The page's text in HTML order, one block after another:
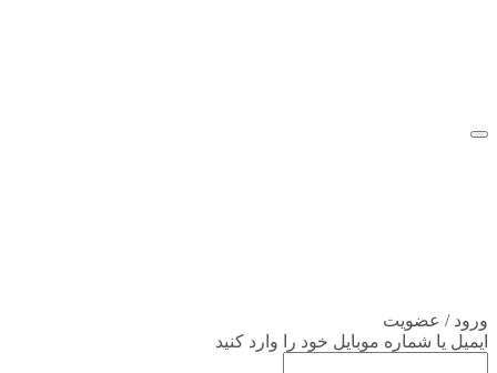
ورود / عضویت
ایمیل یا شماره موبایل خود را وارد کنید